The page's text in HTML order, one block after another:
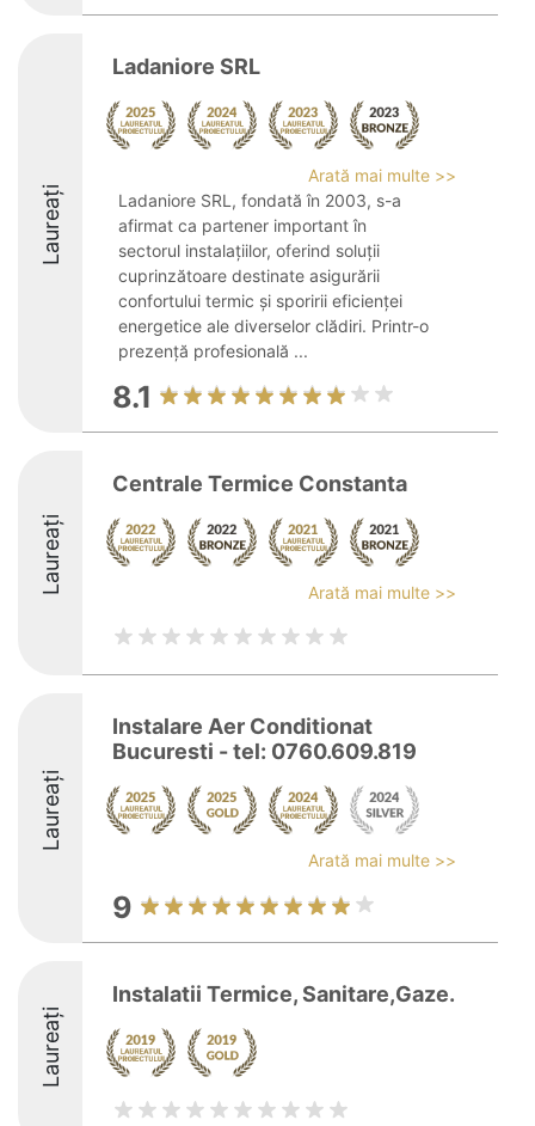
Laureați
Ladaniore SRL
Arată mai multe >>
Ladaniore SRL, fondată în 2003, s-a
afirmat ca partener important în
sectorul instalațiilor, oferind soluții
cuprinzătoare destinate asigurării
confortului termic și sporirii eficienței
energetice ale diverselor clădiri. Printr-o
prezență profesională ...
8.1
Laureați
Centrale Termice Constanta
Arată mai multe >>
Laureați
Instalare Aer Conditionat
Bucuresti - tel: 0760.609.819
Arată mai multe >>
9
Laureați
Instalatii Termice, Sanitare,Gaze.